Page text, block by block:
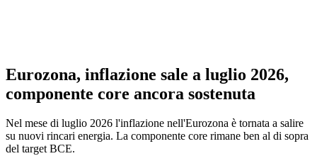
Eurozona, inflazione sale a luglio 2026,
componente core ancora sostenuta
Nel mese di luglio 2026 l'inflazione nell'Eurozona è tornata a salire
su nuovi rincari energia. La componente core rimane ben al di sopra
del target BCE.